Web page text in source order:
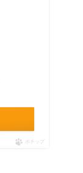
ポチップ